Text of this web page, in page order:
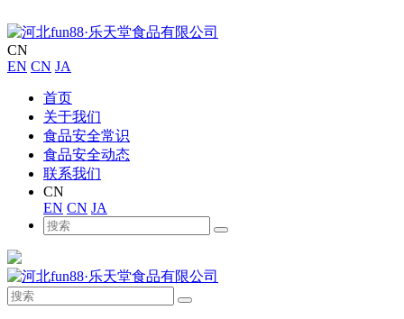
CN
EN CN JA
首页
关于我们
食品安全常识
食品安全动态
联系我们
CN
EN CN JA